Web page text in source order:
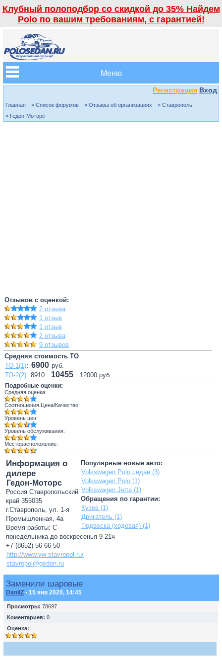
Клубный полоподбор со скидкой до 35% Найдем
Polo по вашим требованиям, с гарантией!
Меню
Регистрация Вход
Главная » Список форумов » Отзывы об организациях
» Ставрополь
» Гедон-Моторс
Отзывов с оценкой:
2 отзыва
1 отзыв
1 отзыв
2 отзыва
9 отзывов
Средняя стоимость ТО
ТО-1(1): 6900 руб.
ТО-2(2): 8910... 10455...12000 руб.
Подробные оценки:
Средняя оценка:
Соотношения Цена/Качество:
Уровень цен:
Уровень обслуживания:
Месторасположение:
Популярные новые авто:
Volkswagen Polo седан (3)
Volkswagen Polo (1)
Volkswagen Jetta (1)
Обращения по гарантии:
Кузов (1)
Двигатель (1)
Подвеска (ходовая) (1)
Информация о
дилере
Гедон-Моторс
Россия Ставропольский
край 355035
г.Ставрополь, ул. 1-я
Промышленная, 4а
Время работы: С
понедельника до воскресенья 9-21ч
+7 (8652) 56-66-50
http://www.vw-stavropol.ru/
stavropol@gedon.ru
Заменили шаровые
DanilZ • 15 янв 2020, 14:45
Просмотры: 78697
Коментариев: 0
Оценка: